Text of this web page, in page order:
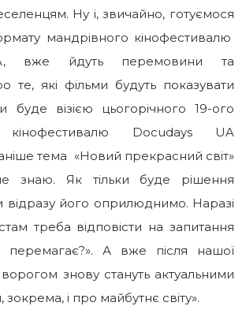
Ну і, звичайно, готуємося
мандрівного кінофестивалю
вже йдуть перемовини та
те, які фільми будуть показувати
буде візією цьогорічного 19-ого
кінофестивалю Docudays UA
тема «Новий прекрасний світ»
Як тільки буде рішення
відразу його оприлюднимо. Наразі
треба відповісти на запитання
перемагає?». А вже після нашої
знову стануть актуальними
зокрема, і про майбутнє світу».